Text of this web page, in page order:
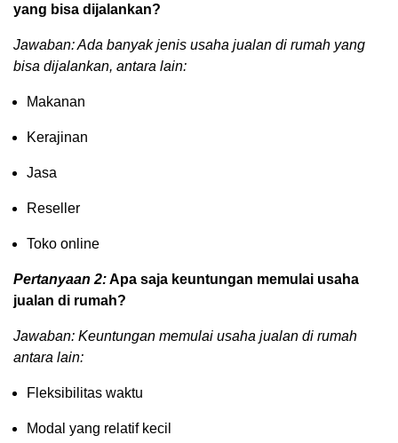
yang bisa dijalankan?
Jawaban: Ada banyak jenis usaha jualan di rumah yang
bisa dijalankan, antara lain:
Makanan
Kerajinan
Jasa
Reseller
Toko online
Pertanyaan 2:Apa saja keuntungan memulai usaha
jualan di rumah?
Jawaban: Keuntungan memulai usaha jualan di rumah
antara lain:
Fleksibilitas waktu
Modal yang relatif kecil